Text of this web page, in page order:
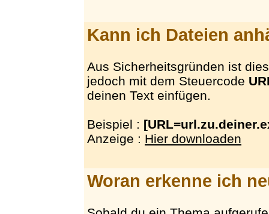
Kann ich Dateien
Aus Sicherheitsgründen ist
jedoch mit dem Steuercode
deinen Text einfügen.
Beispiel :
Anzeige : Hier downloaden
Woran erkenne ich